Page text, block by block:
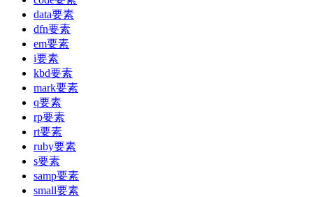
data要素
dfn要素
em要素
i要素
kbd要素
mark要素
q要素
rp要素
rt要素
ruby要素
s要素
samp要素
small要素